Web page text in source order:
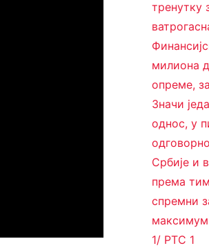
тренутку
милиона
опреме,
Значи
однос, у
Србије и
према
спремни
1/ РТС 1